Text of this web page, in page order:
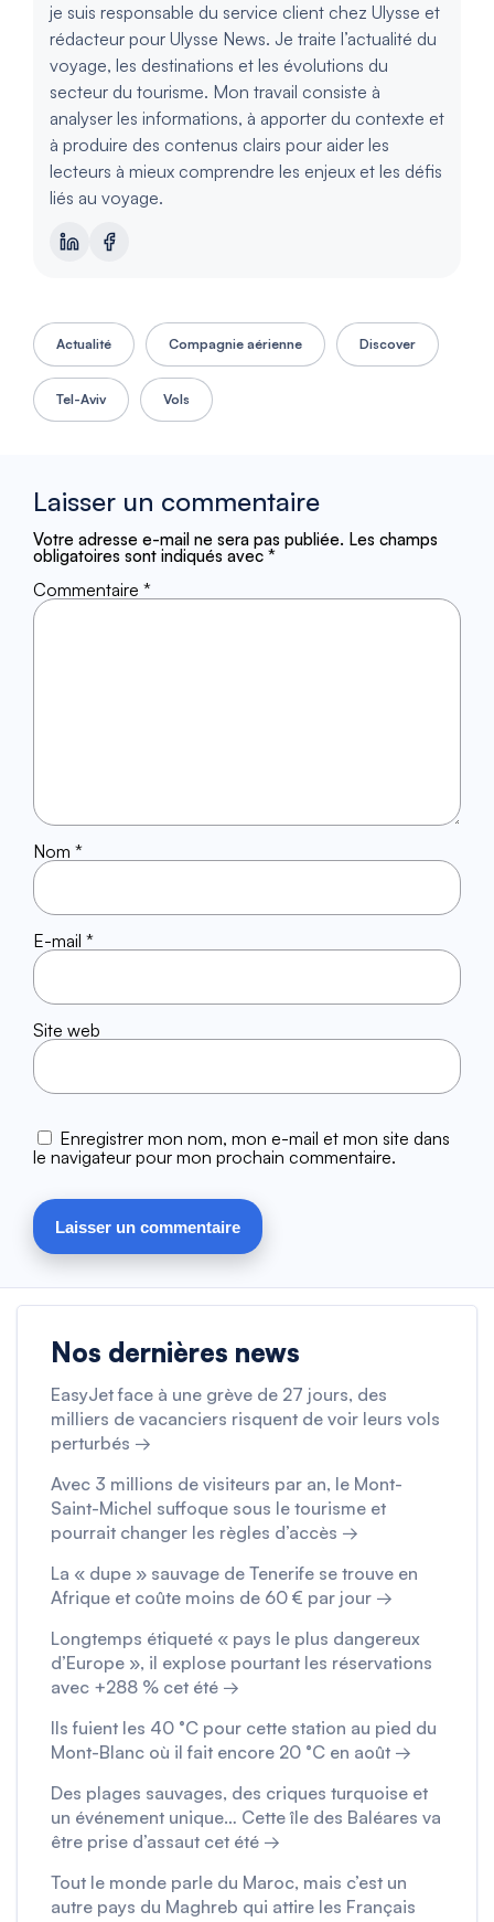
je suis responsable du service client chez Ulysse et
rédacteur pour Ulysse News. Je traite l’actualité du
voyage, les destinations et les évolutions du
secteur du tourisme. Mon travail consiste à
analyser les informations, à apporter du contexte et
à produire des contenus clairs pour aider les
lecteurs à mieux comprendre les enjeux et les défis
liés au voyage.
Actualité Compagnie aérienne Discover
Tel-Aviv Vols
Laisser un commentaire
Votre adresse e-mail ne sera pas publiée. Les champs
obligatoires sont indiqués avec *
Commentaire *
Nom *
E-mail *
Site web
Enregistrer mon nom, mon e-mail et mon site dans
le navigateur pour mon prochain commentaire.
Nos dernières news
EasyJet face à une grève de 27 jours, des
milliers de vacanciers risquent de voir leurs vols
perturbés →
Avec 3 millions de visiteurs par an, le Mont-
Saint-Michel suffoque sous le tourisme et
pourrait changer les règles d’accès →
La « dupe » sauvage de Tenerife se trouve en
Afrique et coûte moins de 60 € par jour →
Longtemps étiqueté « pays le plus dangereux
d’Europe », il explose pourtant les réservations
avec +288 % cet été →
Ils fuient les 40 °C pour cette station au pied du
Mont-Blanc où il fait encore 20 °C en août →
Des plages sauvages, des criques turquoise et
un événement unique… Cette île des Baléares va
être prise d’assaut cet été →
Tout le monde parle du Maroc, mais c’est un
autre pays du Maghreb qui attire les Français